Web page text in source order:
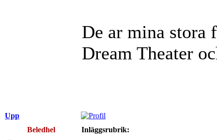
De ar mina stora
Dream Theater
Upp
Beledhel
Inläggsrubrik: